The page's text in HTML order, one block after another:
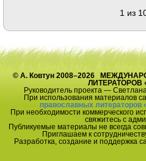
1 из
© А. Ковтун 2008–2026
ЛИТЕРАТОРОВ
Руководитель проекта —
При использования материалов
православных
При необходимости коммерческого
свяжитесь с
Публикуемые материалы не всегда
Приглашаем к
Разработка, создание и поддержка